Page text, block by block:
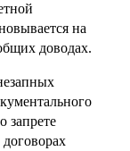
на
доводах.
запрете